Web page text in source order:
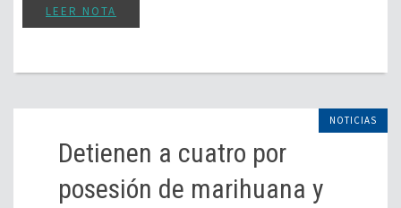
LEER NOTA
NOTICIAS
Detienen a cuatro por
posesión de marihuana y